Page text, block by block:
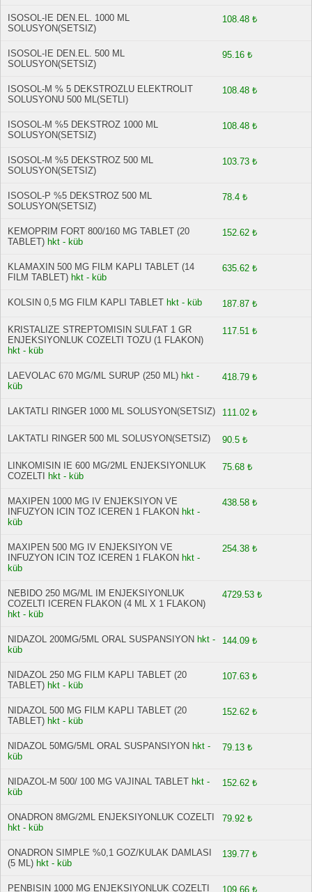
ISOSOL-IE DEN.EL. 1000 ML
SOLUSYON(SETSIZ)
108.48 ₺
ISOSOL-IE DEN.EL. 500 ML
SOLUSYON(SETSIZ)
95.16 ₺
ISOSOL-M % 5 DEKSTROZLU ELEKTROLIT
SOLUSYONU 500 ML(SETLI)
108.48 ₺
ISOSOL-M %5 DEKSTROZ 1000 ML
SOLUSYON(SETSIZ)
108.48 ₺
ISOSOL-M %5 DEKSTROZ 500 ML
SOLUSYON(SETSIZ)
103.73 ₺
ISOSOL-P %5 DEKSTROZ 500 ML
SOLUSYON(SETSIZ)
78.4 ₺
KEMOPRIM FORT 800/160 MG TABLET (20
TABLET) hkt - küb
152.62 ₺
KLAMAXIN 500 MG FILM KAPLI TABLET (14
FILM TABLET) hkt - küb
635.62 ₺
KOLSIN 0,5 MG FILM KAPLI TABLET hkt - küb 187.87 ₺
KRISTALIZE STREPTOMISIN SULFAT 1 GR
ENJEKSIYONLUK COZELTI TOZU (1 FLAKON)
hkt - küb
117.51 ₺
LAEVOLAC 670 MG/ML SURUP (250 ML) hkt -
küb
418.79 ₺
LAKTATLI RINGER 1000 ML SOLUSYON(SETSIZ) 111.02 ₺
LAKTATLI RINGER 500 ML SOLUSYON(SETSIZ) 90.5 ₺
LINKOMISIN IE 600 MG/2ML ENJEKSIYONLUK
COZELTI
hkt - küb
75.68 ₺
MAXIPEN 1000 MG IV ENJEKSIYON VE
INFUZYON ICIN TOZ ICEREN 1 FLAKON hkt -
küb
438.58 ₺
MAXIPEN 500 MG IV ENJEKSIYON VE
INFUZYON ICIN TOZ ICEREN 1 FLAKON hkt -
küb
254.38 ₺
NEBIDO 250 MG/ML IM ENJEKSIYONLUK
COZELTI ICEREN FLAKON (4 ML X 1 FLAKON)
hkt - küb
4729.53 ₺
NIDAZOL 200MG/5ML ORAL SUSPANSIYON hkt -
küb
144.09 ₺
NIDAZOL 250 MG FILM KAPLI TABLET (20
TABLET) hkt - küb
107.63 ₺
NIDAZOL 500 MG FILM KAPLI TABLET (20
TABLET) hkt - küb
152.62 ₺
NIDAZOL 50MG/5ML ORAL SUSPANSIYON hkt -
küb
79.13 ₺
NIDAZOL-M 500/ 100 MG VAJINAL TABLET hkt -
küb
152.62 ₺
ONADRON 8MG/2ML ENJEKSIYONLUK COZELTI
hkt - küb
79.92 ₺
ONADRON SIMPLE %0,1 GOZ/KULAK DAMLASI
(5 ML) hkt - küb
139.77 ₺
PENBISIN 1000 MG ENJEKSIYONLUK COZELTI 109.66 ₺